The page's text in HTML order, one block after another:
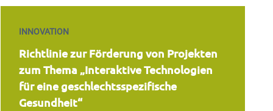
INNOVATION
Richtlinie zur Förderung von Projekten
zum Thema „Interaktive Technologien
für eine geschlechtsspezifische
Gesundheit“